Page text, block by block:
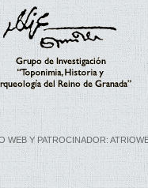
WEB Y PATROCINADOR: